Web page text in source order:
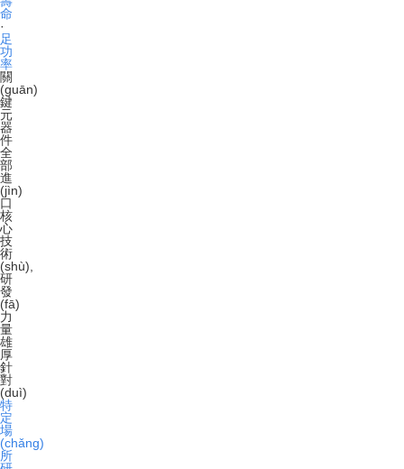
命
·
足
功
率
關
(guān)
鍵
元
器
件
全
部
進
(jìn)
口
核
心
技
術
(shù),
研
發
(fā)
力
量
雄
厚
針
對
(duì)
特
定
場
(chǎng)
所